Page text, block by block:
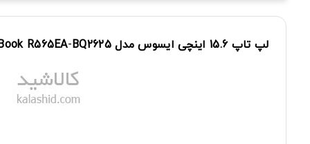
لپ تاپ 15.6 اینچی ایسوس مدل R565EA-BQ2625